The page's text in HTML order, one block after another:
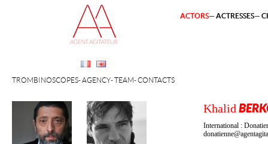
TROMBINOSCOPES AGENCY TEAM CONTACTS
ACTORS ACTRESSES
Khalid
International :